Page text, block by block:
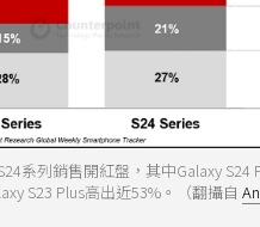
系列銷售開紅盤，其中Galaxy S24
S23 Plus高出近53%。（翻攝自